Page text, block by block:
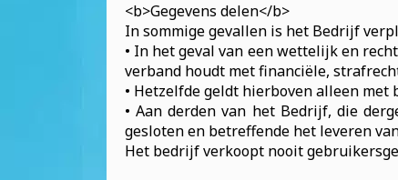
<b>Gegevens delen</b>
In sommige gevallen is het Bedrijf
• In het geval van een wettelijk en
verband houdt met financiële,
• Hetzelfde geldt hierboven alleen
• Aan derden van het Bedrijf, die
gesloten en betreffende het leveren
Het bedrijf verkoopt nooit